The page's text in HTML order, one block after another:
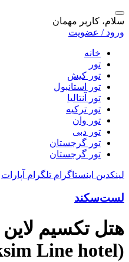
سلام، کاربر مهمان
ورود / عضویت
خانه
تور
تور کیش
تور استانبول
تور آنتالیا
تور ترکیه
تور وان
تور دبی
تور گرجستان
تور گرجستان
لینکدین اینستاگرام تلگرام آپارات
لست‌سکند
هتل تکسیم لاین
(Taksim Line hotel)